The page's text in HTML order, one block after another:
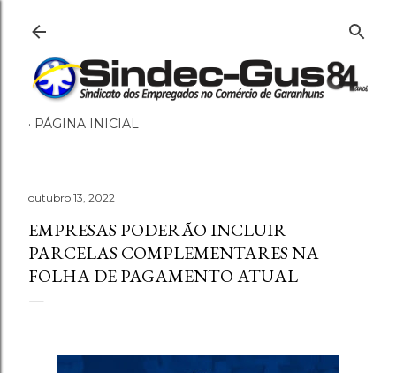
PÁGINA INICIAL
outubro 13, 2022
EMPRESAS PODERÃO INCLUIR
PARCELAS COMPLEMENTARES NA
FOLHA DE PAGAMENTO ATUAL